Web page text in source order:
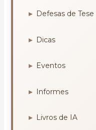
Defesas de Tese
Dicas
Eventos
Informes
Livros de IA